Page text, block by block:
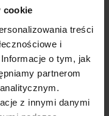
cookie
treści
i
o tym, jak
partnerom
z innymi danymi
nie tylko
budynkiem.
kodów
Klasyczne